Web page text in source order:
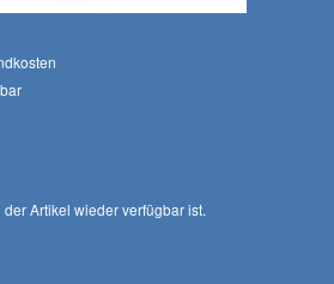
Artikel wieder verfügbar ist.